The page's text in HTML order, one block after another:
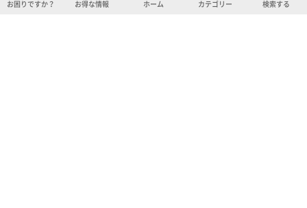
お困りですか？ お得な情報 ホーム カテゴリー 検索する